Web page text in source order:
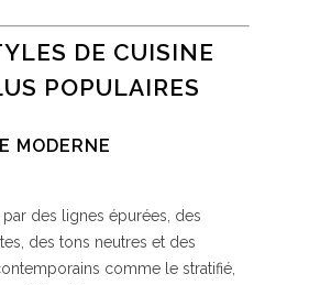
DE CUISINE
POPULAIRES
MODERNE
par des lignes épurées, des
des tons neutres et des
comme le stratifié,